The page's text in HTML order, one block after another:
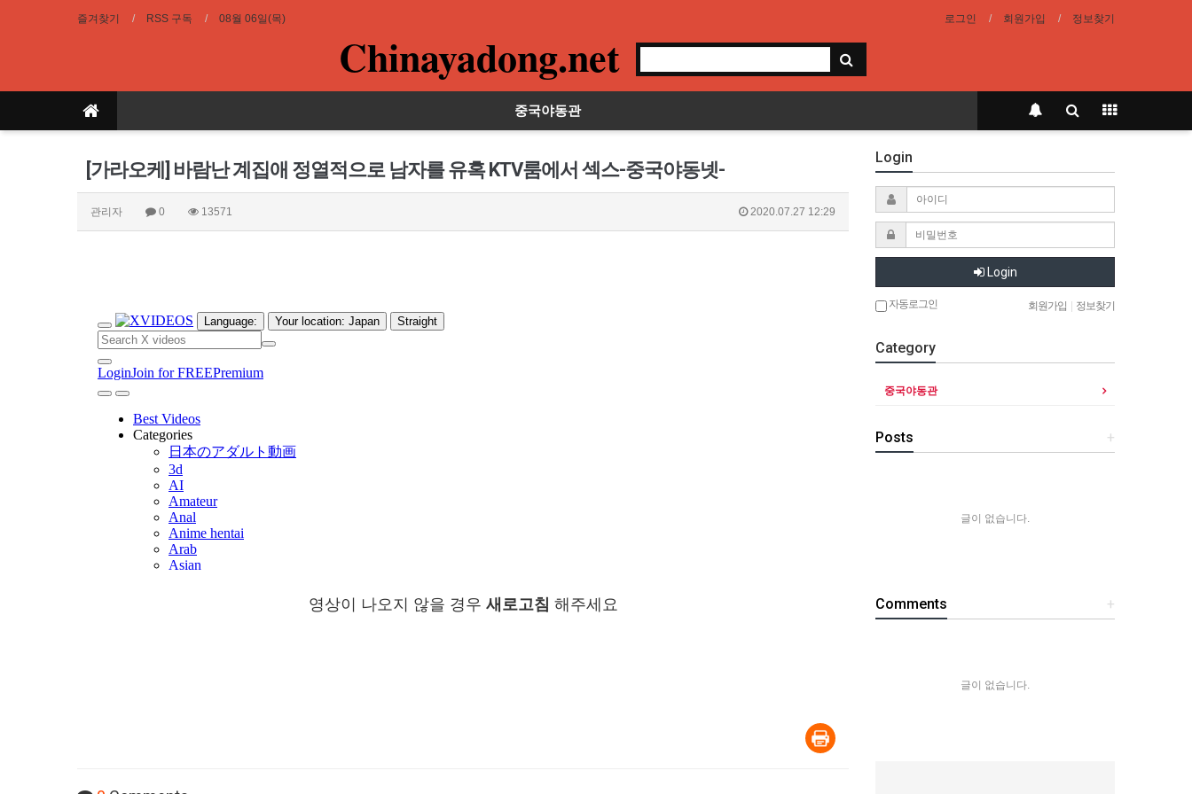
즐겨찾기 RSS 구독 08월 06일(목) 로그인 회원가입 정보찾기
Chinayadong.net
중국야동관
[가라오케] 바람난 계집애 정열적으로 남자를 유혹 KTV룸에서 섹스-중국야동넷-
관리자 0 13571 2020.07.27 12:29
영상이 나오지 않을 경우 새로고침 해주세요
Login
Login
자동로그인 회원가입 정보찾기
Category
중국야동관
+
Posts
글이 없습니다.
+
Comments
글이 없습니다.